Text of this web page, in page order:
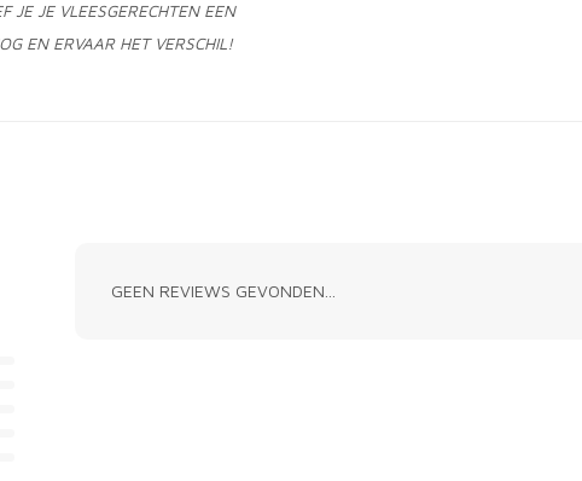
JE JE VLEESGERECHTEN EEN
EN ERVAAR HET VERSCHIL!
GEEN REVIEWS GEVONDEN...